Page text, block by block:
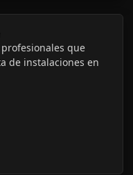
que
de instalaciones en